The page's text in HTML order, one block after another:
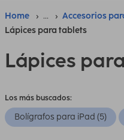
Home ...
Accesorios
Lápices para tablets
Lápices
Los más buscados:
Bolígrafos para iPad (5)